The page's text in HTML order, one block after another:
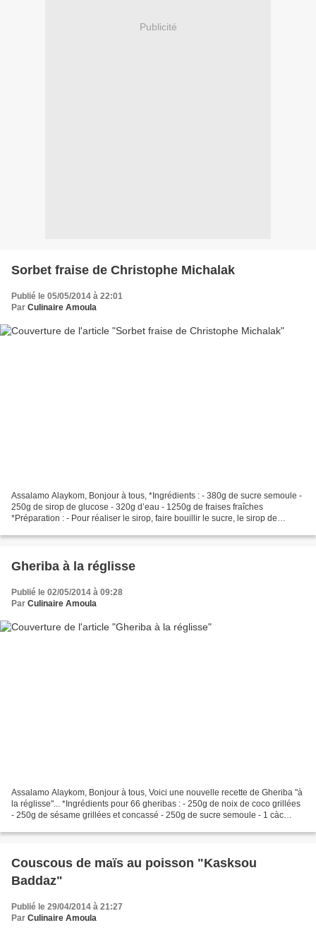
Publicité
Sorbet fraise de Christophe Michalak
Publié le 05/05/2014 à 22:01
Par Culinaire Amoula
Assalamo Alaykom, Bonjour à tous, *Ingrédients : - 380g de sucre semoule -
250g de sirop de glucose - 320g d’eau - 1250g de fraises fraîches
*Préparation : - Pour réaliser le sirop, faire bouillir le sucre, le sirop de
Gheriba à la réglisse
Publié le 02/05/2014 à 09:28
Par Culinaire Amoula
Assalamo Alaykom, Bonjour à tous, Voici une nouvelle recette de Gheriba "à
la réglisse"... *Ingrédients pour 66 gheribas : - 250g de noix de coco grillées
- 250g de sésame grillées et concassé - 250g de sucre semoule - 1 càc
Couscous de maïs au poisson "Kasksou
Baddaz"
Publié le 29/04/2014 à 21:27
Par Culinaire Amoula